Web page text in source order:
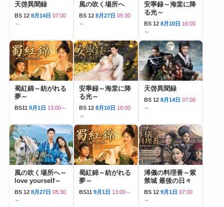
天啓異聞録
BS 12 8月14日 07:00
～
風の吹く場所へ
BS 12 8月27日 05:30
～
安寧録～海棠に降
る光～
BS 12 8月10日 16:00
～
蜀紅錦～紡がれる
夢～
BS11 9月1日 13:00～
安寧録～海棠に降
る光～
BS 12 8月10日 16:00
～
天啓異聞録
BS 12 8月14日 07:00
～
風の吹く場所へ～
love yourself～
BS 12 8月27日 05:30
～
蜀紅錦～紡がれる
夢～
BS11 9月1日 13:00～
溥儀の料理番～紫
禁城 最後の日々
BS 12 9月1日 07:00
～